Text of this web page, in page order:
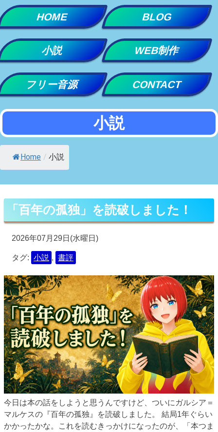
Skip
to
content
HOME BLOG
小説 WEB制作
フリー音源 CONTACT
小説
Home / 小説
「百年の孤独」を読破しました！
2026年07月29日(水曜日)
タグ: 小説 , 書評
今日は本の話をしようと思うんですけど、ついにガルシア＝
マルケスの『百年の孤独』を読破しました。 結局1年ぐらい
かかったかな。これを読むきっかけになったのが、「本つま